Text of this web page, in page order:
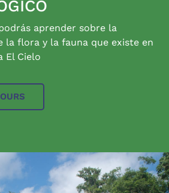
aprender sobre la
la flora y la fauna que existe en
El Cielo